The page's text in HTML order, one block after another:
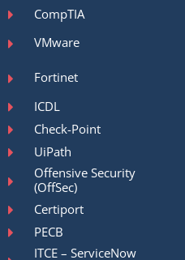
CompTIA
VMware
Fortinet
ICDL
Check-Point
UiPath
Offensive Security
(OffSec)
Certiport
PECB
ITCE – ServiceNow